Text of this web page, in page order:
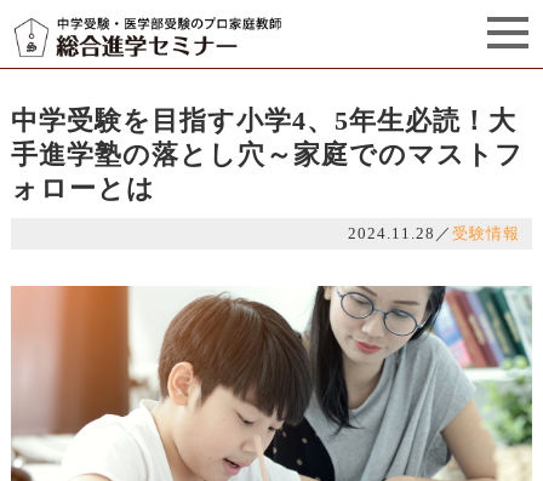
セミナーからのお知らせ（5）
中学受験を目指す小学4、5年生必読！大
手進学塾の落とし穴～家庭でのマストフ
ォローとは
2024.11.28 ／受験情報